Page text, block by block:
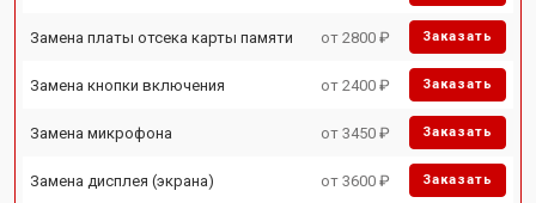
Замена платы отсека карты памяти от 2800 ₽ Заказать
Замена кнопки включения от 2400 ₽ Заказать
Замена микрофона от 3450 ₽ Заказать
Замена дисплея (экрана) от 3600 ₽ Заказать